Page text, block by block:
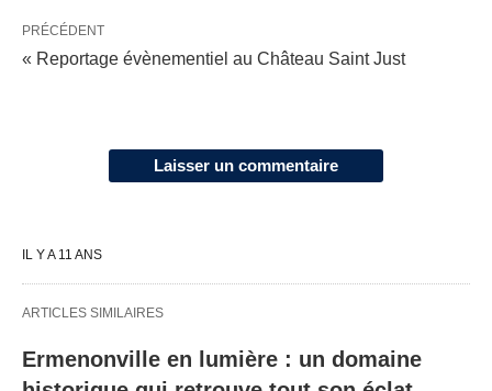
PRÉCÉDENT
« Reportage évènementiel au Château Saint Just
Laisser un commentaire
IL Y A 11 ANS
ARTICLES SIMILAIRES
Ermenonville en lumière : un domaine